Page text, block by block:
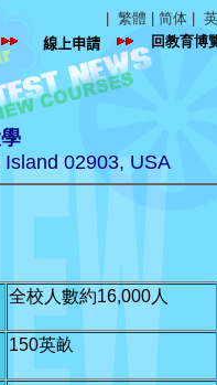
繁體 简体 | 英
線上申請
回教育博
02903, USA
全校人數約16,000人
150英畝